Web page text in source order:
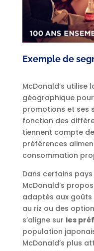
Exemple de
McDonald’s utilise
géographique
promotions et ses
fonction des
tiennent compte
préférences
consommation
Dans certains
McDonald’s
adaptés aux goûts
au riz ou des
s’aligne sur les
population
McDonald’s plus